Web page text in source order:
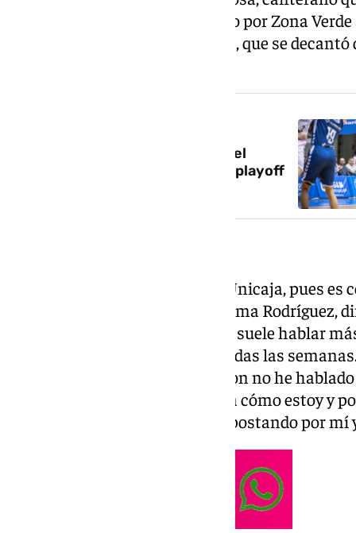
Pablo Burgos. El pívot ha pasado por Zona
enfrentamiento contra Unicaja, que se
El Unicaja pierde en la cancha del
Burgos (97-90) y está fuera de playoff
El congoleño es seguido por el Unicaja, pues
la pista y en esa tarea está Juanma Rodríguez,
no he hablado mucho porque él suele hablar
‹feedback›, pero no hablamos todas las
encuentro y cómo estoy, con Ibon no he
cruzamos siempre me pregunta cómo estoy y
relación y sé que el club sigue apostando por